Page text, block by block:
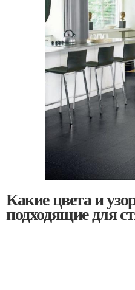
Какие цвета и
подходящие для